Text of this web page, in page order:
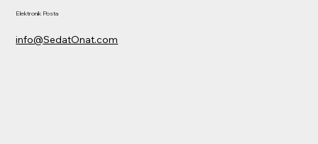
info@SedatOnat.com
Elektronik Posta